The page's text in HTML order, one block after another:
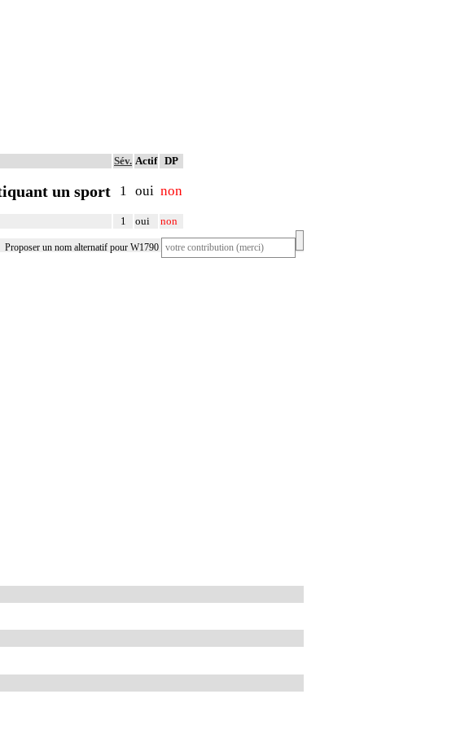
Sév. Actif DP
un sport 1 oui non
1 oui non
Proposer un nom alternatif pour W1790